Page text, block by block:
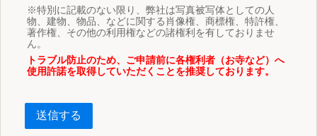
※特別に記載のない限り、弊社は写真被写体としての人
物、建物、物品、などに関する肖像権、商標権、特許権、
著作権、その他の利用権などの諸権利を有しておりませ
ん。
トラブル防止のため、ご申請前に各権利者（お寺など）へ
使用許諾を取得していただくことを推奨しております。
送信する